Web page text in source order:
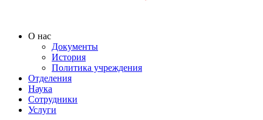
О нас
Документы
История
Политика учреждения
Отделения
Наука
Сотрудники
Услуги